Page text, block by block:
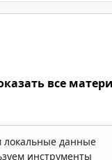
все
данные
инструменты